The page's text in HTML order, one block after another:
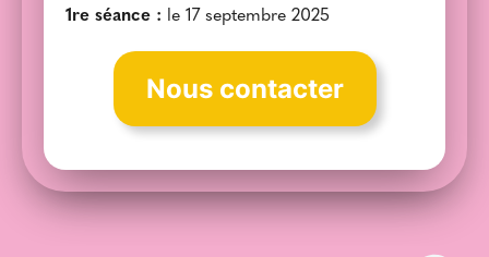
1re séance : le 17 septembre 2025
Nous contacter